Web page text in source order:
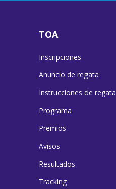
TOA
Inscripciones
Anuncio de regata
Instrucciones de regata
Programa
Premios
Avisos
Resultados
Tracking